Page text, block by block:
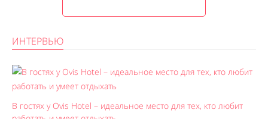
ИНТЕРВЬЮ
В гостях у Ovis Hotel – идеальное место для тех, кто любит